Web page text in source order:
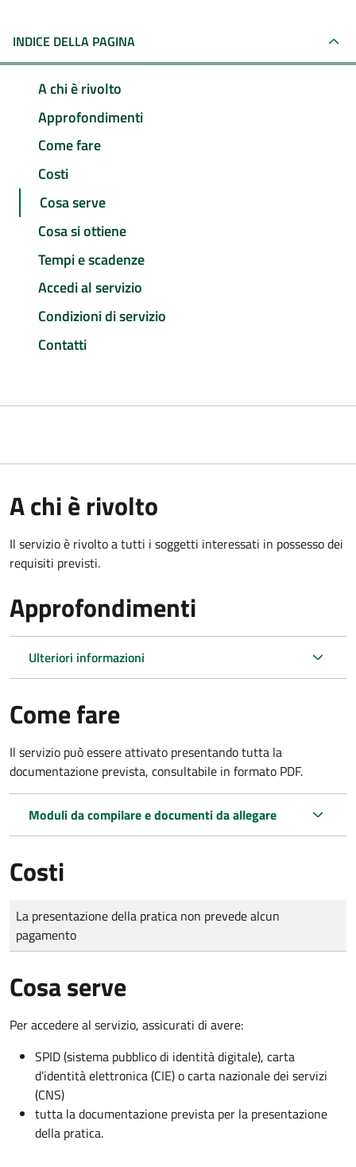
INDICE DELLA PAGINA
A chi è rivolto
Approfondimenti
Come fare
Costi
Cosa serve
Cosa si ottiene
Tempi e scadenze
Accedi al servizio
Condizioni di servizio
Contatti
A chi è rivolto
Il servizio è rivolto a tutti i soggetti interessati in possesso dei
requisiti previsti.
Approfondimenti
Ulteriori informazioni
Come fare
Il servizio può essere attivato presentando tutta la
documentazione prevista, consultabile in formato PDF.
Moduli da compilare e documenti da allegare
Costi
Tipo di pagamento
Importo
La presentazione della pratica non prevede alcun
pagamento
Cosa serve
Per accedere al servizio, assicurati di avere:
SPID (sistema pubblico di identità digitale), carta
d’identità elettronica (CIE) o carta nazionale dei servizi
(CNS)
tutta la documentazione prevista per la presentazione
della pratica.